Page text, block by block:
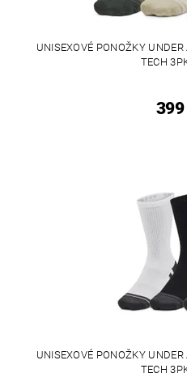
UNISEXOVÉ PONOŽKY
TECH
399
UNISEXOVÉ PONOŽKY
TECH